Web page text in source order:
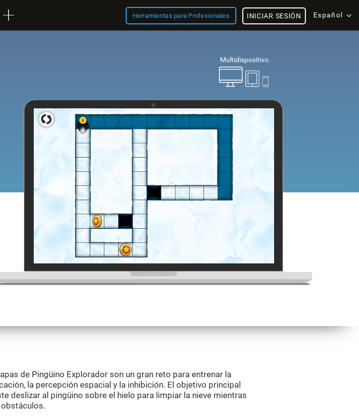
Herramientas para Profesionales Español
INICIAR SESIÓN
Multidispositivo
de Pingüino Explorador son un gran reto para entrenar la
la percepción espacial y la inhibición. El objetivo principal
deslizar al pingüino sobre el hielo para limpiar la nieve mientras